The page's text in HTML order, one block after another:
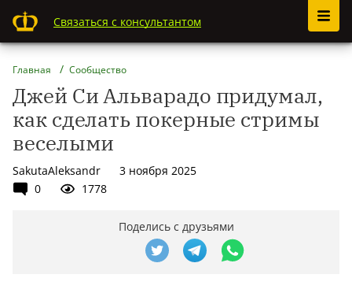
Связаться с консультантом
Главная Сообщество
Джей Си Альварадо придумал,
как сделать покерные стримы
веселыми
SakutaAleksandr
3 ноября 2025
0
1778
Поделись с друзьями